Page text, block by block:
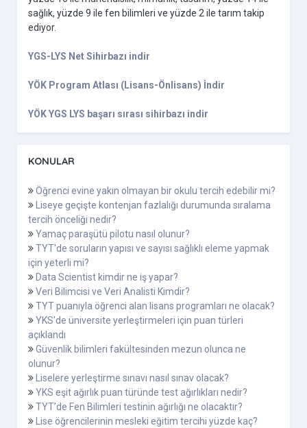
sağlık, yüzde 9 ile fen bilimleri ve yüzde 2 ile tarım takip
ediyor.
YGS-LYS Net Sihirbazı indir
YÖK Program Atlası (Lisans-Önlisans) İndir
YÖK YGS LYS başarı sırası sihirbazı indir
KONULAR
Öğrenci evine yakın olmayan bir okulu tercih edebilir mi?
Liseye geçişte kontenjan fazlalığı durumunda sıralama
tercih önceliği nedir?
Yamaç paraşütü pilotu nasıl olunur?
TYT'de soruların yapısı ve sayısı sağlıklı eleme yapmak
için yeterli mi?
Data Scientist kimdir ne iş yapar?
Veri Bilimcisi ve Veri Analisti Kimdir?
TYT puanıyla öğrenci alan lisans programları ne olacak?
YKS'de üniversite yerleştirmeleri için puan türleri
açıklandı
Güvenlik bilimleri fakültesinden mezun olunca ne
olunur?
Liselere yerleştirme sınavı nasıl sınav olacak?
YKS eşit ağırlık puan türünde test ağırlıkları nedir?
TYT’de Fen Bilimleri testinin ağırlığı ne olacaktır?
Lise öğrencilerinin mesleki eğitim tercihi yüzde kaç?